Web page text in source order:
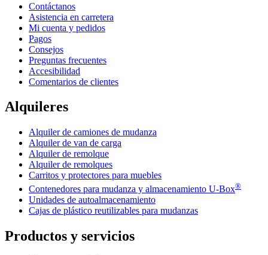
Contáctanos
Asistencia en carretera
Mi cuenta y pedidos
Pagos
Consejos
Preguntas frecuentes
Accesibilidad
Comentarios de clientes
Alquileres
Alquiler de camiones de mudanza
Alquiler de van de carga
Alquiler de remolque
Alquiler de remolques
Carritos y protectores para muebles
Contenedores para mudanza y almacenamiento U-Box®
Unidades de autoalmacenamiento
Cajas de plástico reutilizables para mudanzas
Productos y servicios